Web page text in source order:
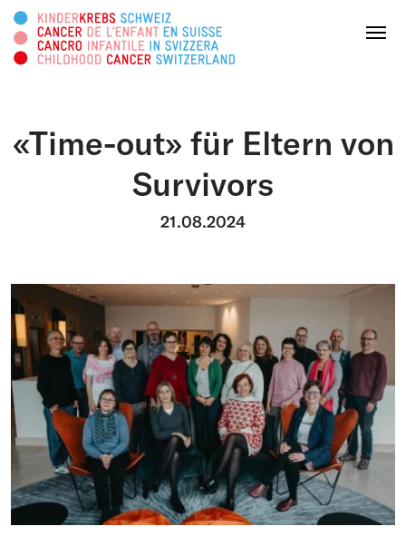
Menu
Survivorship
Plateforme d'info
Faire un don
FAIRE UN DON
FR DE EN IT
Rechercher sur ce site web
«Time-out» für Eltern von
Survivors
21.08.2024